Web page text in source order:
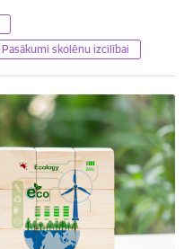
Pasākumi skolēnu izcilībai